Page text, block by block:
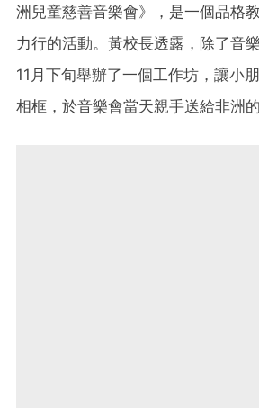
洲兒童慈善音樂會》，是一個品格
力行的活動。黃校長透露，除了音
11月下旬舉辦了一個工作坊，讓小
相框，於音樂會當天親手送給非洲的